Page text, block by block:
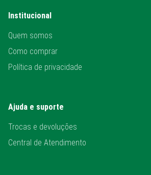
Institucional
Quem somos
Como comprar
Política de privacidade
Ajuda e suporte
Trocas e devoluções
Central de Atendimento